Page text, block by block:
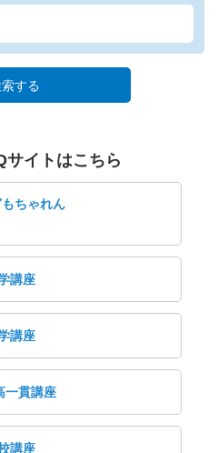
する
サイトはこちら